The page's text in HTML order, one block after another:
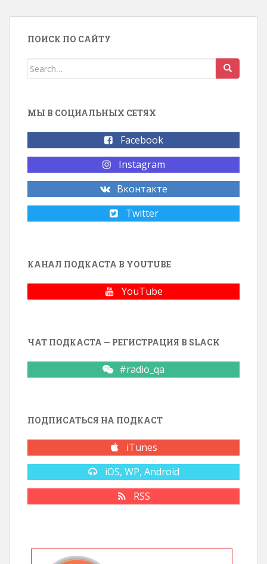
ПОИСК ПО САЙТУ
Search for:
МЫ В СОЦИАЛЬНЫХ СЕТЯХ
Facebook
Instagram
Вконтакте
Twitter
КАНАЛ ПОДКАСТА В YOUTUBE
YouTube
ЧАТ ПОДКАСТА — РЕГИСТРАЦИЯ В SLACK
#radio_qa
ПОДПИСАТЬСЯ НА ПОДКАСТ
iTunes
iOS, WP, Android
RSS